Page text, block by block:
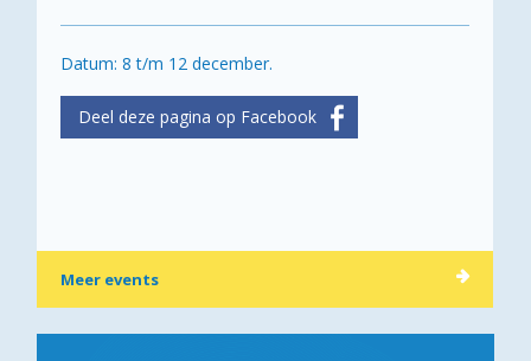
Datum: 8 t/m 12 december.
Meer events